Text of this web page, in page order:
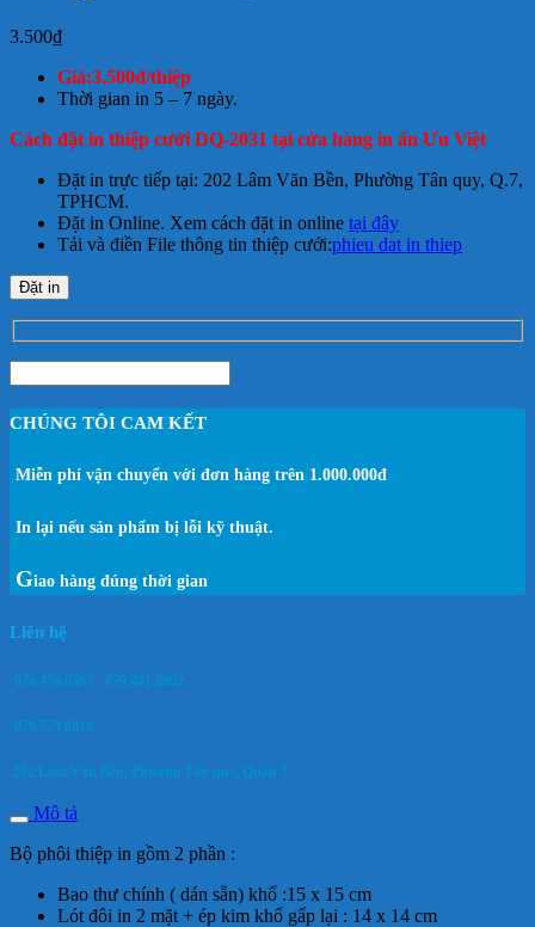
3.500₫
Giá:3.500đ/thiệp
Thời gian in 5 – 7 ngày.
Cách đặt in thiệp cưới DQ-2031 tại cửa hàng in ấn Ưu Việt
Đặt in trực tiếp tại: 202 Lâm Văn Bền, Phường Tân quy, Q.7,
TPHCM.
Đặt in Online. Xem cách đặt in online tại đây
Tải và điền File thông tin thiệp cưới:phieu dat in thiep
Đặt in
CHÚNG TÔI CAM KẾT
Miễn phí vận chuyển với đơn hàng trên 1.000.000đ
In lại nếu sản phẩm bị lỗi kỹ thuật.
Giao hàng đúng thời gian
Liên hệ
076.476.0567 - 079.401.8802
079.779.8019
202 Lâm Văn Bền, Phường Tân quy, Quận 7
Mô tả
Bộ phôi thiệp in gồm 2 phần :
Bao thư chính ( dán sẵn) khổ :15 x 15 cm
Lót đôi in 2 mặt + ép kim khổ gấp lại : 14 x 14 cm